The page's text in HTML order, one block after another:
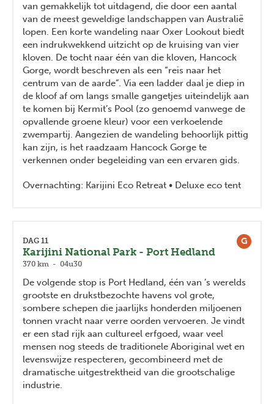
van gemakkelijk tot uitdagend, die door een aantal
van de meest geweldige landschappen van Australië
lopen. Een korte wandeling naar Oxer Lookout biedt
een indrukwekkend uitzicht op de kruising van vier
kloven. De tocht naar één van die kloven, Hancock
Gorge, wordt beschreven als een “reis naar het
centrum van de aarde”. Via een ladder daal je diep in
de kloof af om langs smalle gangetjes uiteindelijk aan
te komen bij Kermit’s Pool (zo genoemd vanwege de
opvallende groene kleur) voor een verkoelende
zwempartij. Aangezien de wandeling behoorlijk pittig
kan zijn, is het raadzaam Hancock Gorge te
verkennen onder begeleiding van een ervaren gids.
Overnachting: Karijini Eco Retreat • Deluxe eco tent
G
DAG 11
Karijini National Park - Port Hedland
370 km - 04u30
De volgende stop is Port Hedland, één van ’s werelds
grootste en drukstbezochte havens vol grote,
sombere schepen die jaarlijks honderden miljoenen
tonnen vracht naar verre oorden vervoeren. Je vindt
er een stad rijk aan cultureel erfgoed, waar veel
mensen nog steeds de traditionele Aboriginal wet en
levenswijze respecteren, gecombineerd met de
dramatische uitgestrektheid van die grootschalige
industrie.